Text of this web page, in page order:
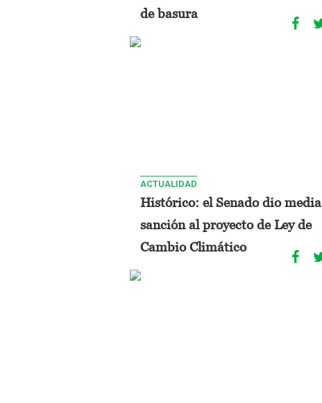
de basura
ACTUALIDAD
Histórico: el Senado dio media
sanción al proyecto de Ley de
Cambio Climático